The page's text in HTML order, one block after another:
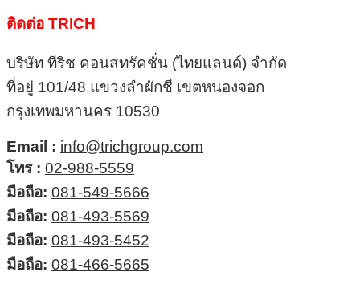
ติดต่อ TRICH
บริษัท ทีริช คอนสทรัคชั่น (ไทยแลนด์) จำกัด
ที่อยู่ 101/48 แขวงลำผักชี เขตหนองจอก
กรุงเทพมหานคร 10530
Email : info@trichgroup.com
โทร : 02-988-5559
มือถือ: 081-549-5666
มือถือ: 081-493-5569
มือถือ: 081-493-5452
มือถือ: 081-466-5665